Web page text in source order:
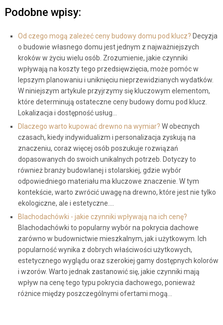
Podobne wpisy:
Od czego mogą zależeć ceny budowy domu pod klucz? Decyzja
o budowie własnego domu jest jednym z najważniejszych
kroków w życiu wielu osób. Zrozumienie, jakie czynniki
wpływają na koszty tego przedsięwzięcia, może pomóc w
lepszym planowaniu i uniknięciu nieprzewidzianych wydatków.
W niniejszym artykule przyjrzymy się kluczowym elementom,
które determinują ostateczne ceny budowy domu pod klucz.
Lokalizacja i dostępność usług…
Dlaczego warto kupować drewno na wymiar? W obecnych
czasach, kiedy indywidualizm i personalizacja zyskują na
znaczeniu, coraz więcej osób poszukuje rozwiązań
dopasowanych do swoich unikalnych potrzeb. Dotyczy to
również branży budowlanej i stolarskiej, gdzie wybór
odpowiedniego materiału ma kluczowe znaczenie. W tym
kontekście, warto zwrócić uwagę na drewno, które jest nie tylko
ekologiczne, ale i estetyczne.…
Blachodachówki - jakie czynniki wpływają na ich cenę?
Blachodachówki to popularny wybór na pokrycia dachowe
zarówno w budownictwie mieszkalnym, jak i użytkowym. Ich
popularność wynika z dobrych właściwości użytkowych,
estetycznego wyglądu oraz szerokiej gamy dostępnych kolorów
i wzorów. Warto jednak zastanowić się, jakie czynniki mają
wpływ na cenę tego typu pokrycia dachowego, ponieważ
różnice między poszczególnymi ofertami mogą…